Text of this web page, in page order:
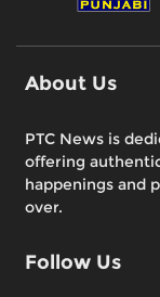
About Us
PTC News is
offering
happenings and
over.
Follow Us